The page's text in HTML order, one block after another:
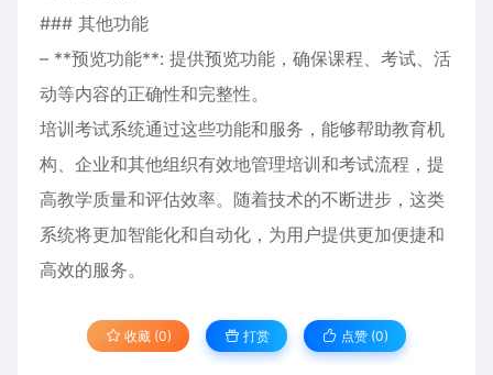
### 其他功能
– **预览功能**: 提供预览功能，确保课程、考试、活
动等内容的正确性和完整性。
培训考试系统通过这些功能和服务，能够帮助教育机
构、企业和其他组织有效地管理培训和考试流程，提
高教学质量和评估效率。随着技术的不断进步，这类
系统将更加智能化和自动化，为用户提供更加便捷和
高效的服务。
收藏 (0) 打赏 点赞 (0)